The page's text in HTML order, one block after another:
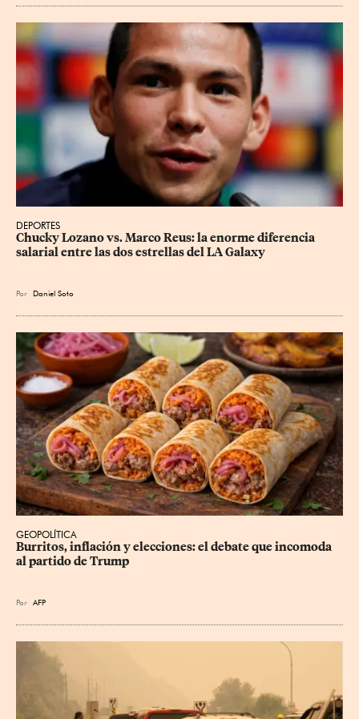
DEPORTES
Chucky Lozano vs. Marco Reus: la enorme diferencia
salarial entre las dos estrellas del LA Galaxy
Por Daniel Soto
GEOPOLÍTICA
Burritos, inflación y elecciones: el debate que incomoda
al partido de Trump
Por AFP